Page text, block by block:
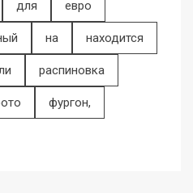
для евро
на находится
распиновка
фургон,